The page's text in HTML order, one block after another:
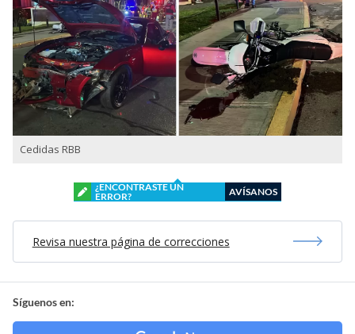
Cedidas RBB
¿ENCONTRASTE UN
ERROR?
AVÍSANOS
Revisa nuestra página de correcciones
Síguenos en: